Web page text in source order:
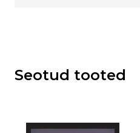
Seotud tooted